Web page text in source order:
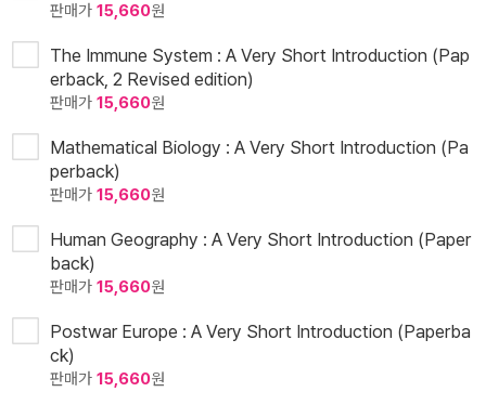
판매가 15,660원
The Immune System : A Very Short Introduction (Pap
erback, 2 Revised edition)
판매가 15,660원
Mathematical Biology : A Very Short Introduction (Pa
perback)
판매가 15,660원
Human Geography : A Very Short Introduction (Paper
back)
판매가 15,660원
Postwar Europe : A Very Short Introduction (Paperba
ck)
판매가 15,660원